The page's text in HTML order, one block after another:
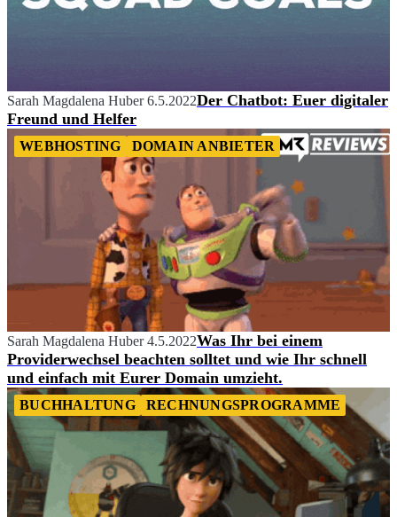
Sarah Magdalena Huber 6.5.2022Der Chatbot: Euer digitaler
Freund und Helfer
WEBHOSTING DOMAIN ANBIETER
Sarah Magdalena Huber 4.5.2022Was Ihr bei einem
Providerwechsel beachten solltet und wie Ihr schnell
und einfach mit Eurer Domain umzieht.
BUCHHALTUNG RECHNUNGSPROGRAMME